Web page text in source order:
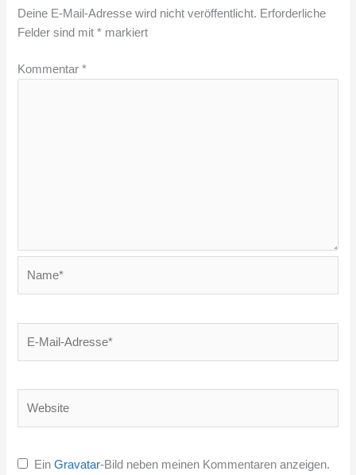
Deine E-Mail-Adresse wird nicht veröffentlicht. Erforderliche
Felder sind mit* markiert
Kommentar*
EinGravatar-Bild neben meinen Kommentaren anzeigen.